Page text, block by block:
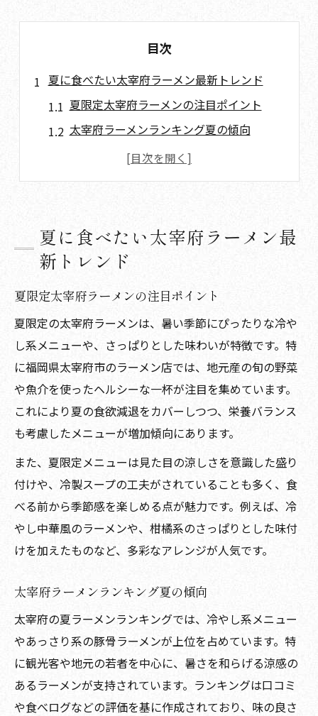
目次
夏に食べたい太宰府ラーメン最新トレンド
夏限定太宰府ラーメンの注目ポイント
太宰府ラーメンランキング夏の傾向
話題の太宰府ラーメン夏に人気の理由
太宰府夏ラーメンの新定番を探る
冷やし系も満載太宰府夏のラーメン体験記
太宰府の冷やし系夏ラーメンの魅力紹介
博多風味も楽しめる夏の太宰府ラーメン
太宰府で味わう夏限定冷やしラーメン特集
太宰府ラーメン夏の人気店めぐり記録
話題沸騰の太宰府ラーメン夏限定をチェック
太宰府ラーメン夏限定メニューの選び方
太宰府で話題の夏季限定ラーメン特集
太宰府ラーメン夏の注目ポイントまとめ
夏に訪れたい太宰府ラーメンの人気店紹介
博多風味も楽しめる太宰府夏ラーメンの魅力
太宰府ラーメンで味わう夏の博多風スープ
福岡らしい太宰府夏ラーメンの楽しみ方
太宰府夏ラーメンと博多風味の絶妙な融合
太宰府で夏に選ぶ博多ラーメンの特徴
夏に合う太宰府で注目のラーメン選び方
夏の太宰府ラーメン選び方と注目ポイント
夏に食べたい太宰府ラーメン最
新トレンド
夏限定太宰府ラーメンの注目ポイント
夏限定の太宰府ラーメンは、暑い季節にぴったりな冷や
し系メニューや、さっぱりとした味わいが特徴です。特
に福岡県太宰府市のラーメン店では、地元産の旬の野菜
や魚介を使ったヘルシーな一杯が注目を集めています。
これにより夏の食欲減退をカバーしつつ、栄養バランス
も考慮したメニューが増加傾向にあります。
また、夏限定メニューは見た目の涼しさを意識した盛り
付けや、冷製スープの工夫がされていることも多く、食
べる前から季節感を楽しめる点が魅力です。例えば、冷
やし中華風のラーメンや、柑橘系のさっぱりとした味付
けを加えたものなど、多彩なアレンジが人気です。
太宰府ラーメンランキング夏の傾向
太宰府の夏ラーメンランキングでは、冷やし系メニュー
やあっさり系の豚骨ラーメンが上位を占めています。特
に観光客や地元の若者を中心に、暑さを和らげる涼感の
あるラーメンが支持されています。ランキングは口コミ
や食べログなどの評価を基に作成されており、味の良さ